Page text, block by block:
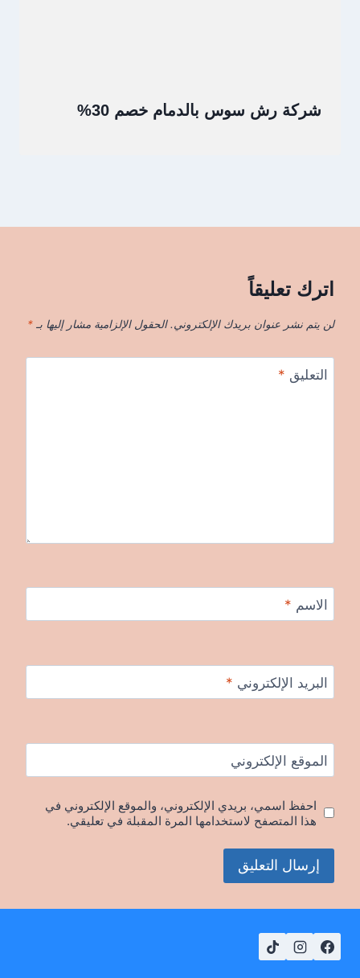
شركة رش سوس بالدمام خصم 30%
اترك تعليقاً
لن يتم نشر عنوان بريدك الإلكتروني. الحقول الإلزامية مشار إليها بـ *
التعليق *
الاسم *
البريد الإلكتروني *
الموقع الإلكتروني
احفظ اسمي، بريدي الإلكتروني، والموقع الإلكتروني في
هذا المتصفح لاستخدامها المرة المقبلة في تعليقي.